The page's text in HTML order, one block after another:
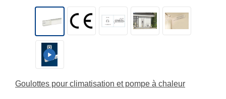
Goulottes pour climatisation et pompe à chaleur